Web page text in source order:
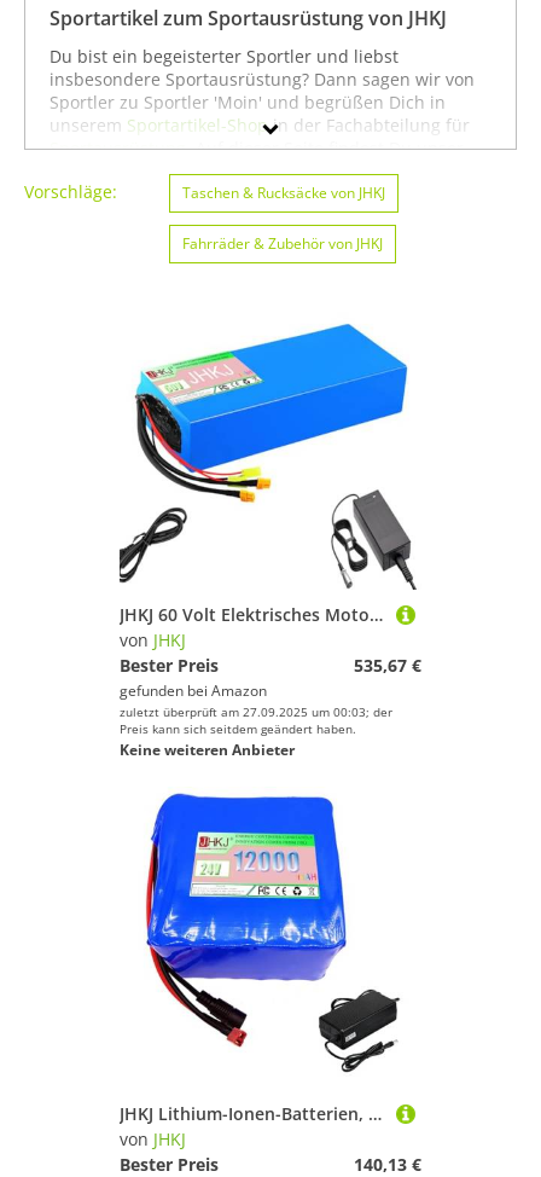
Preis
Farbe
Sportartikel zum Sportausrüstung von JHKJ
Du bist ein begeisterter Sportler und liebst
insbesondere Sportausrüstung? Dann sagen wir von
Sportler zu Sportler 'Moin' und begrüßen Dich in
unserem Sportartikel-Shopin der Fachabteilung für
Sportausrüstung. Auf dieser Seite findest Du unser
gesamtes Sortiment der Marke JHKJ speziell für die
Sportart Sportausrüstung. Du kannst die Auswahl
weiter einschränken, zum Beispiel aufInline-Skates &
Rollschuhe von JHKJoderRadsport von JHKJ
dagegen nicht gezielt für die Sportart
umsehen. Wir hoffen, dass Du bei uns findest, was Du
suchst, und wünschen Dir weiter viel Spaß und Erfolg
beim Sportausrüstung!
Vorschläge: Taschen & Rucksäcke von JHKJ
Fahrräder & Zubehör von JHKJ
JHKJ 60 Volt Elektrisches Motorrad Ebike Lithium-Batteriepack 60V 12Ah 15Ah 18Ah 21Ah 25Ah 27Ah 30Ah 33Ah 40Ah 50Ah Lithium-Ionen-Ersatzbatterie mit Ladegerät,60v,40Ah
von JHKJ
Bester Preis
535,67 €
gefunden bei Amazon
zuletzt überprüft am 27.09.2025 um 00:03; der
Preis kann sich seitdem geändert haben.
Keine weiteren Anbieter
JHKJ Lithium-Ionen-Batterien, 24 V, 12 Ah, PVC-Lithiumbatterie für 50 W-288 W-Motorumbausätze, 24 V-Rollstuhlbatterie mit Ladegerät,T Port 24v12ah
von JHKJ
Bester Preis
140,13 €